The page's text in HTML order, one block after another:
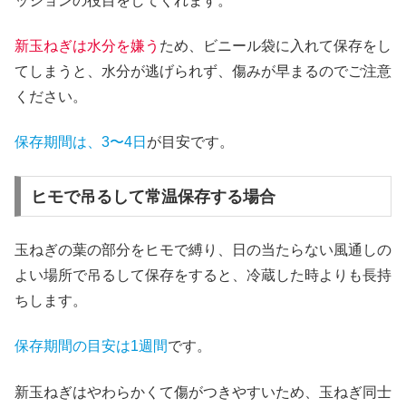
新玉ねぎは水分を嫌う ため、ビニール袋に入れて保存をし
てしまうと、水分が逃げられず、傷みが早まるのでご注意
ください。
保存期間は、3〜4日 が目安です。
ヒモで吊るして常温保存する場合
玉ねぎの葉の部分をヒモで縛り、
日の当たらない風通しの
よい場所で吊るして保存をすると、冷蔵した時よりも長持
ちします。
保存期間の目安は1週間です。
新玉ねぎはやわらかくて傷がつきやすいため、 玉ねぎ同士